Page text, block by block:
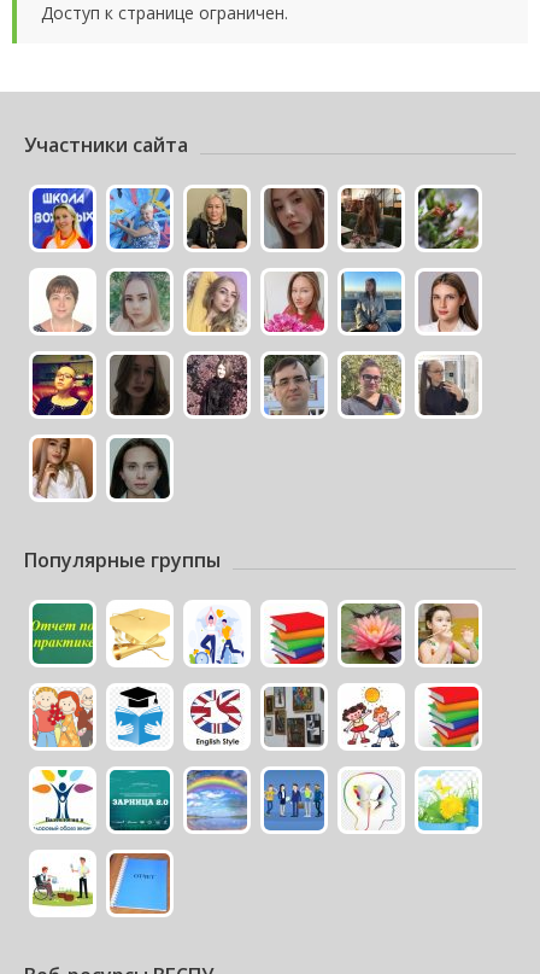
Доступ к странице ограничен.
Участники сайта
Популярные группы